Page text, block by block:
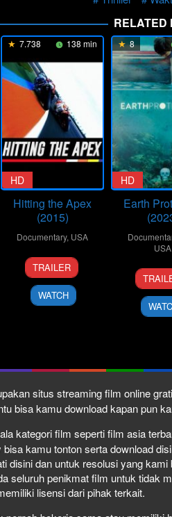
RELATED
7.738 138 min
HD
Hitting the Apex
(2015)
Documentary, USA
2
Sep
2015
Mark
Neale
TRAILER
WATCH
8
HD
Earth
USA
4
situs streaming film online
bisa kamu download kapan pun
kategori film seperti film asia
kamu tonton serta download
disini dan untuk resolusi yang
seluruh penikmat film untuk tidak
lisensi dari pihak terkait.